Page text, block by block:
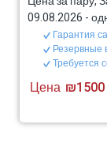
09.08.2026 -
Гарантия
Резервные
Требуется
Цена ₪1500